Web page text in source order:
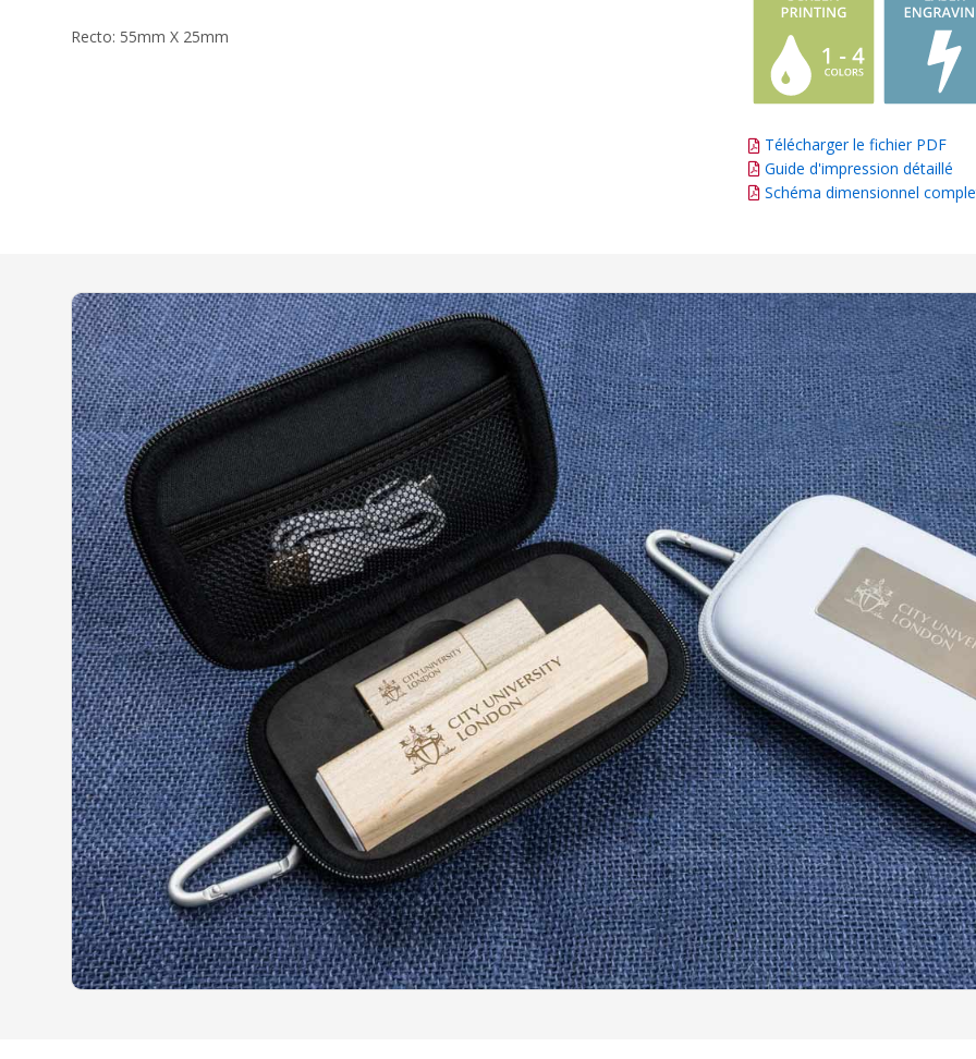
Recto: 55mm X 25mm
Télécharger le fichier PDF
Guide d'impression détaillé
Schéma dimensionnel